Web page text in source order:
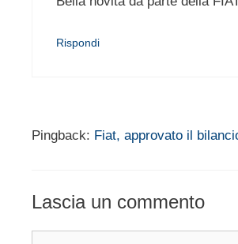
Rispondi
Pingback: Fiat, approvato il
Lascia un commento